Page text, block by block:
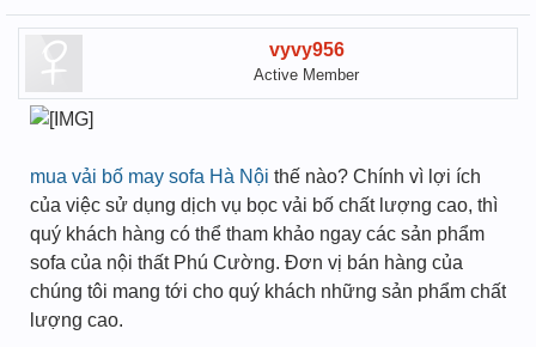
vyvy956
Active Member
mua vải bố may sofa Hà Nội thế nào? Chính vì lợi ích
của việc sử dụng dịch vụ bọc vải bố chất lượng cao, thì
quý khách hàng có thể tham khảo ngay các sản phẩm
sofa của nội thất Phú Cường. Đơn vị bán hàng của
chúng tôi mang tới cho quý khách những sản phẩm chất
lượng cao.